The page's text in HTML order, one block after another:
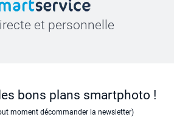
et personnelle
bons plans smartphoto !
moment décommander la newsletter)